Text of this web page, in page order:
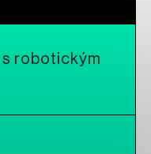
robotickým